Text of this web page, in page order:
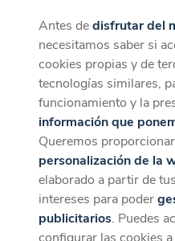
La mejor
Antes dedisfrutar del
necesitamos saber si
cookies propias y de
tecnologías similares,
funcionamiento y la
información que
Queremos
personalización de la
elaborado a partir de
intereses para poder
publicitarios. Puedes